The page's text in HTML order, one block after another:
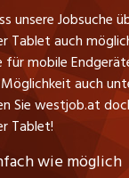
unsere Jobsuche
Tablet auch
mobile
auch
Sie westjob.at
Tablet!
wie möglich